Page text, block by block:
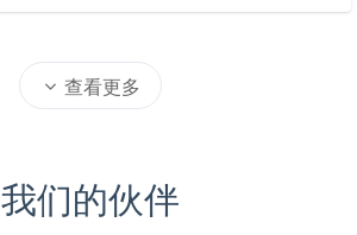
查看更多
我们的伙伴